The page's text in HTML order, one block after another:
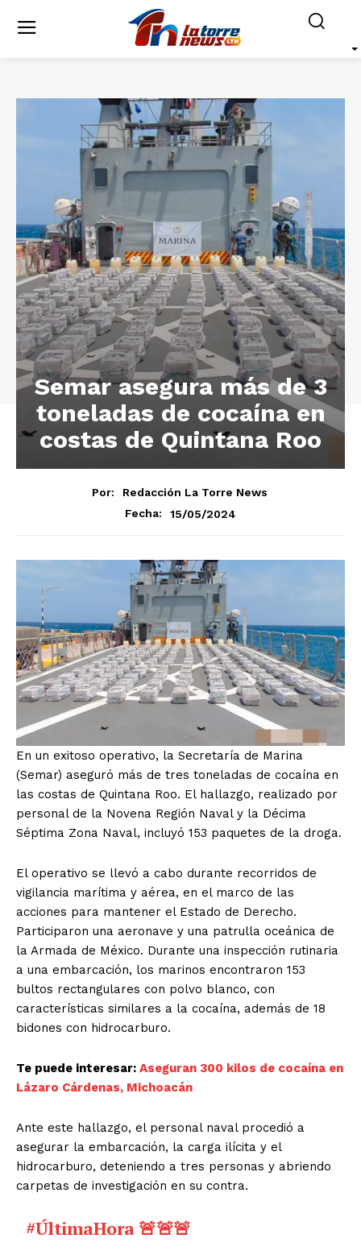
Semar asegura más de 3
toneladas de cocaína en
costas de Quintana Roo
Por:
Redacción La Torre News
Fecha:
15/05/2024
En un exitoso operativo, la Secretaría de Marina
(Semar) aseguró más de tres toneladas de cocaína en
las costas de Quintana Roo. El hallazgo, realizado por
personal de la Novena Región Naval y la Décima
Séptima Zona Naval, incluyó 153 paquetes de la droga.
El operativo se llevó a cabo durante recorridos de
vigilancia marítima y aérea, en el marco de las
acciones para mantener el Estado de Derecho.
Participaron una aeronave y una patrulla oceánica de
la Armada de México. Durante una inspección rutinaria
a una embarcación, los marinos encontraron 153
bultos rectangulares con polvo blanco, con
características similares a la cocaína, además de 18
bidones con hidrocarburo.
Te puede interesar: Aseguran 300 kilos de cocaína en
Lázaro Cárdenas, Michoacán
Ante este hallazgo, el personal naval procedió a
asegurar la embarcación, la carga ilícita y el
hidrocarburo, deteniendo a tres personas y abriendo
carpetas de investigación en su contra.
#ÚltimaHora🚨🚨🚨